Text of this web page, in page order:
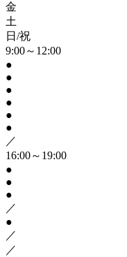
金
土
日/祝
9:00～12:00
●
●
●
●
●
●
／
16:00～19:00
●
●
●
／
●
／
／